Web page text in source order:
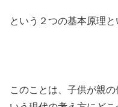
という２つの基本原理と
このことは、子供が親